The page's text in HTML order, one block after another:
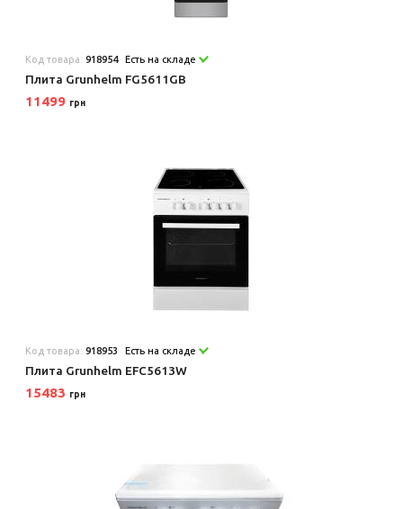
Код товара:918954 Есть на складе
Плита Grunhelm FG5611GB
11499 грн
Код товара:918953 Есть на складе
Плита Grunhelm EFC5613W
15483 грн